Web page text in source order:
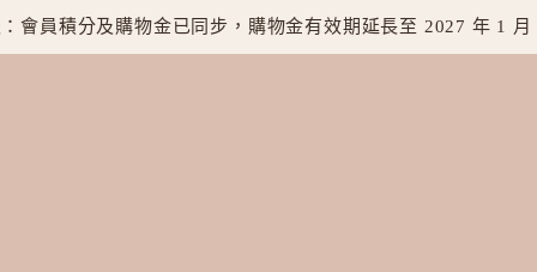
：會員積分及購物金已同步，購物金有效期延長至 2027 年